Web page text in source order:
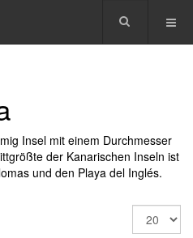
Insel mit einem Durchmesser
der Kanarischen Inseln ist
und den Playa del Inglés.
Anzeige
#